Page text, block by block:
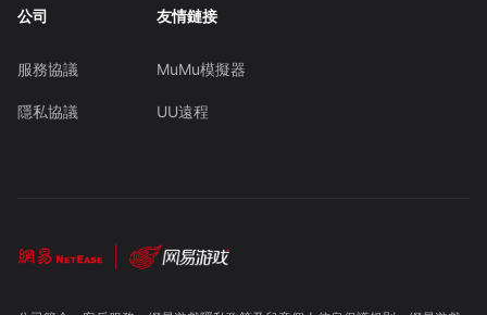
公司
服務協議
隱私協議
友情鏈接
MuMu模擬器
UU遠程